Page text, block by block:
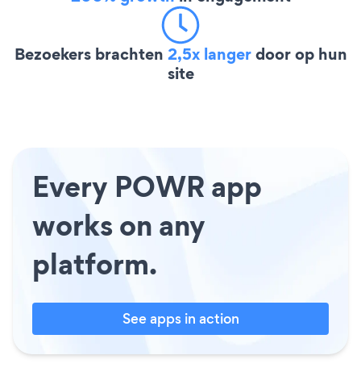
Bezoekers brachten 2,5x langerdoor op hun
site
Every POWR app
works on any
platform.
See apps in action